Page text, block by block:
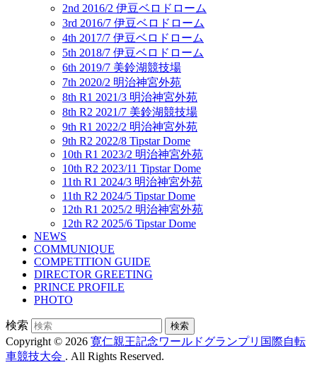
2nd 2016/2 伊豆ベロドローム
3rd 2016/7 伊豆ベロドローム
4th 2017/7 伊豆ベロドローム
5th 2018/7 伊豆ベロドローム
6th 2019/7 美鈴湖競技場
7th 2020/2 明治神宮外苑
8th R1 2021/3 明治神宮外苑
8th R2 2021/7 美鈴湖競技場
9th R1 2022/2 明治神宮外苑
9th R2 2022/8 Tipstar Dome
10th R1 2023/2 明治神宮外苑
10th R2 2023/11 Tipstar Dome
11th R1 2024/3 明治神宮外苑
11th R2 2024/5 Tipstar Dome
12th R1 2025/2 明治神宮外苑
12th R2 2025/6 Tipstar Dome
NEWS
COMMUNIQUE
COMPETITION GUIDE
DIRECTOR GREETING
PRINCE PROFILE
PHOTO
検索
Copyright © 2026 寛仁親王記念ワールドグランプリ国際自転
車競技大会 . All Rights Reserved.